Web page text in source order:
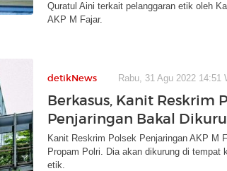
Quratul Aini terkait pelanggaran etik oleh
AKP M Fajar.
detikNews Rabu, 31 Agu 2022 14:51
Berkasus, Kanit Reskrim
Penjaringan Bakal
Kanit Reskrim Polsek Penjaringan AKP M
Propam Polri. Dia akan dikurung di tempat
etik.